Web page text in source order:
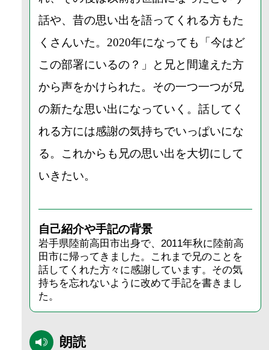
話や、昔の思い出を語ってくれる方もた
くさんいた。2020年になっても「今はど
この部署にいるの？」と兄と間違えた方
から声をかけられた。その一つ一つが兄
の新たな思い出になっていく。話してく
れる方には感謝の気持ちでいっぱいにな
る。これからも兄の思い出を大切にして
いきたい。
自己紹介や手記の背景
岩手県陸前高田市出身で、2011年秋に陸前高
田市に帰ってきました。これまで兄のことを
話してくれた方々に感謝しています。その気
持ちを忘れないように改めて手記を書きまし
た。
朗読